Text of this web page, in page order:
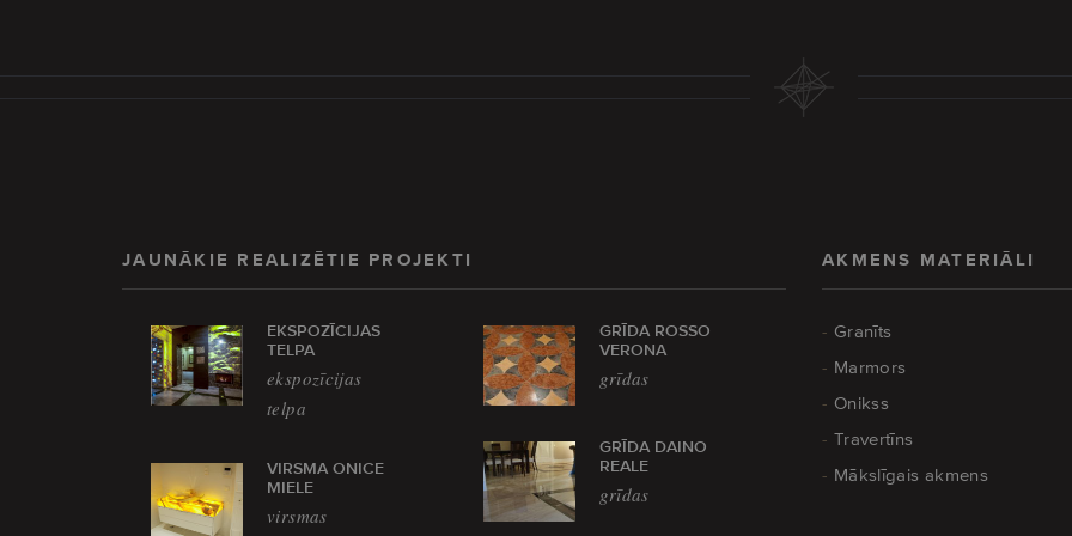
JAUNĀKIE REALIZĒTIE PROJEKTI
EKSPOZĪCIJAS
TELPA
ekspozīcijas
telpa
VIRSMA ONICE
MIELE
virsmas
GRĪDA ROSSO
VERONA
grīdas
GRĪDA DAINO
REALE
grīdas
AKMENS MATERIĀLI
Granīts
Marmors
Onikss
Travertīns
Mākslīgais akmens